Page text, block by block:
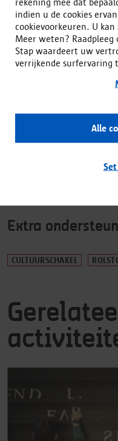
indien u de cookies
cookievoorkeuren. U kan
Meer weten? Raadpleeg
Stap waardeert uw
verrijkende surfervaring
Alle
19 december 2025
Meer informatie
Voor meer informatie,
Meer info over de
Oprijplaten, lift en
Thema's
Extra
CULTUURSCHAKEL